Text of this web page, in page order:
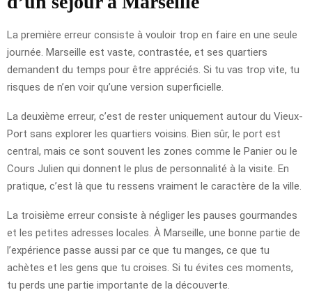
La première erreur consiste à vouloir trop en faire en une seule
journée. Marseille est vaste, contrastée, et ses quartiers
demandent du temps pour être appréciés. Si tu vas trop vite, tu
risques de n’en voir qu’une version superficielle.
La deuxième erreur, c’est de rester uniquement autour du Vieux-
Port sans explorer les quartiers voisins. Bien sûr, le port est
central, mais ce sont souvent les zones comme le Panier ou le
Cours Julien qui donnent le plus de personnalité à la visite. En
pratique, c’est là que tu ressens vraiment le caractère de la ville.
La troisième erreur consiste à négliger les pauses gourmandes
et les petites adresses locales. À Marseille, une bonne partie de
l’expérience passe aussi par ce que tu manges, ce que tu
achètes et les gens que tu croises. Si tu évites ces moments,
tu perds une partie importante de la découverte.